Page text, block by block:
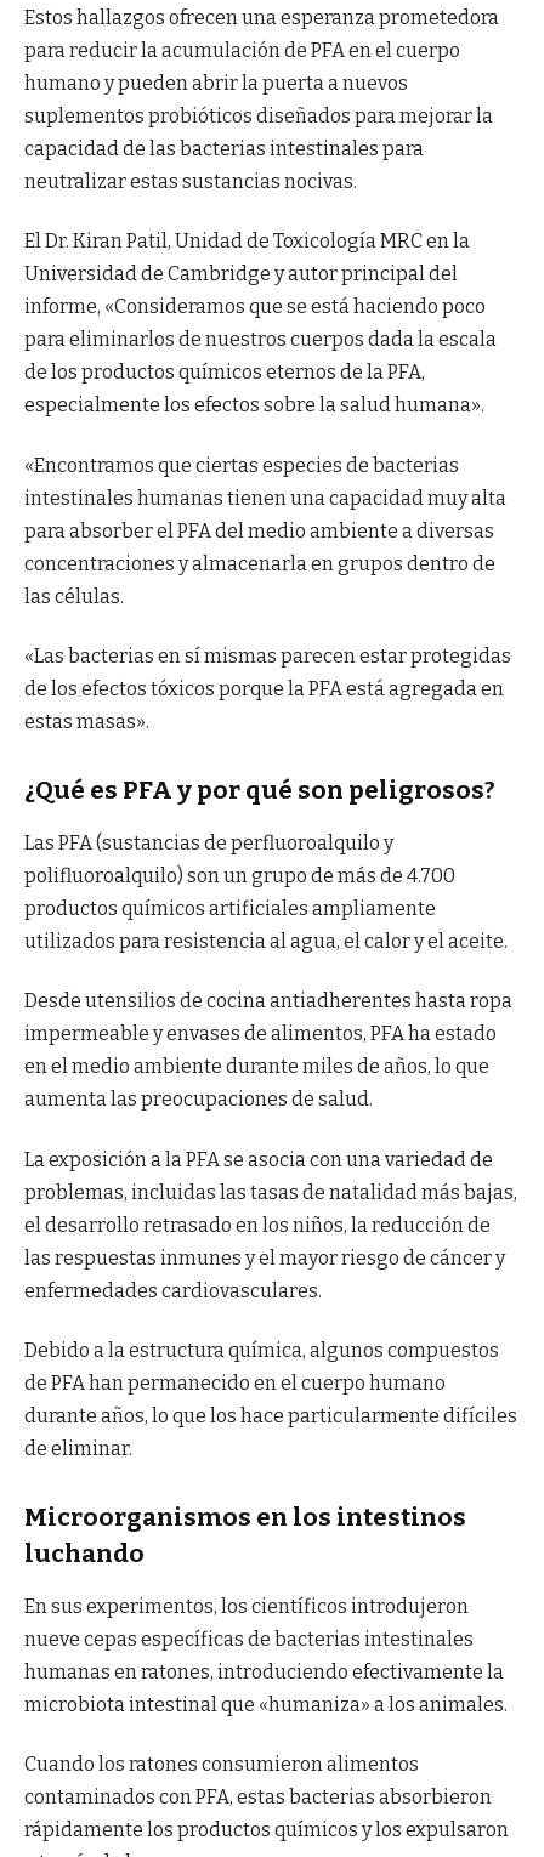
Estos hallazgos ofrecen una esperanza prometedora
para reducir la acumulación de PFA en el cuerpo
humano y pueden abrir la puerta a nuevos
suplementos probióticos diseñados para mejorar la
capacidad de las bacterias intestinales para
neutralizar estas sustancias nocivas.
El Dr. Kiran Patil, Unidad de Toxicología MRC en la
Universidad de Cambridge y autor principal del
informe, «Consideramos que se está haciendo poco
para eliminarlos de nuestros cuerpos dada la escala
de los productos químicos eternos de la PFA,
especialmente los efectos sobre la salud humana».
«Encontramos que ciertas especies de bacterias
intestinales humanas tienen una capacidad muy alta
para absorber el PFA del medio ambiente a diversas
concentraciones y almacenarla en grupos dentro de
las células.
«Las bacterias en sí mismas parecen estar protegidas
de los efectos tóxicos porque la PFA está agregada en
estas masas».
¿Qué es PFA y por qué son peligrosos?
Las PFA (sustancias de perfluoroalquilo y
polifluoroalquilo) son un grupo de más de 4.700
productos químicos artificiales ampliamente
utilizados para resistencia al agua, el calor y el aceite.
Desde utensilios de cocina antiadherentes hasta ropa
impermeable y envases de alimentos, PFA ha estado
en el medio ambiente durante miles de años, lo que
aumenta las preocupaciones de salud.
La exposición a la PFA se asocia con una variedad de
problemas, incluidas las tasas de natalidad más bajas,
el desarrollo retrasado en los niños, la reducción de
las respuestas inmunes y el mayor riesgo de cáncer y
enfermedades cardiovasculares.
Debido a la estructura química, algunos compuestos
de PFA han permanecido en el cuerpo humano
durante años, lo que los hace particularmente difíciles
de eliminar.
Microorganismos en los intestinos
luchando
En sus experimentos, los científicos introdujeron
nueve cepas específicas de bacterias intestinales
humanas en ratones, introduciendo efectivamente la
microbiota intestinal que «humaniza» a los animales.
Cuando los ratones consumieron alimentos
contaminados con PFA, estas bacterias absorbieron
rápidamente los productos químicos y los expulsaron